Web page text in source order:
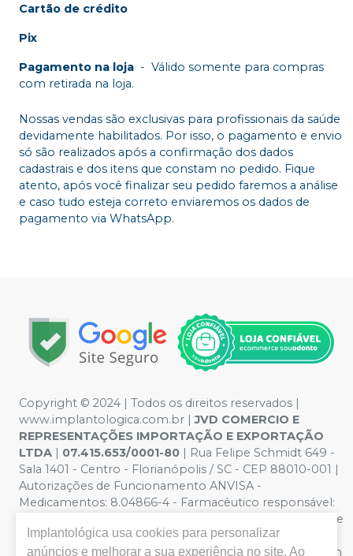
Cartão de crédito
Pix
Pagamento na loja - Válido somente para compras
com retirada na loja.
Nossas vendas são exclusivas para profissionais da saúde
devidamente habilitados. Por isso, o pagamento e envio
só são realizados após a confirmação dos dados
cadastrais e dos itens que constam no pedido. Fique
atento, após você finalizar seu pedido faremos a análise
e caso tudo esteja correto enviaremos os dados de
pagamento via WhatsApp.
Copyright © 2024 | Todos os direitos reservados |
www.implantologica.com.br |JVD COMERCIO E
REPRESENTAÇÕES IMPORTAÇÃO E EXPORTAÇÃO
LTDA | 07.415.653/0001-80 | Rua Felipe Schmidt 649 -
Sala 1401 - Centro - Florianópolis / SC - CEP 88010-001 |
Autorizações de Funcionamento ANVISA -
Medicamentos: 8.04866-4 - Farmacêutico responsável:
Patricia Dalazen. CRF/SC nº 15678| Política de Privacidade
e Segurança - Fotos meramente ilustrativas - Os preços
e condições da loja virtual estão sujeitos a alterações. Em
Implantológica usa cookies para personalizar
anúncios e melhorar a sua experiência no site. Ao